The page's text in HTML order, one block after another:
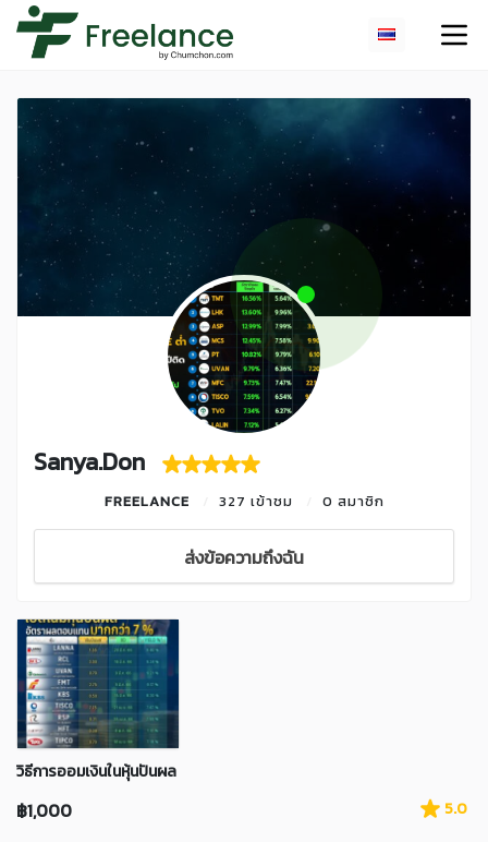
Sanya.Don
FREELANCE 327 เข้าชม 0 สมาชิก
ส่งข้อความถึงฉัน
วิธีการออมเงินในหุ้นปันผล
฿1,000 5.0